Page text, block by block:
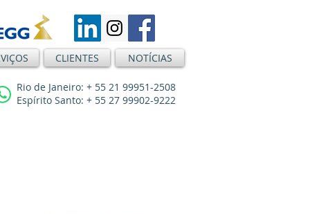
CLIENTES NOTÍCIAS
Rio de Janeiro: + 55 21 99951-2508
Espírito Santo: + 55 27 99902-9222